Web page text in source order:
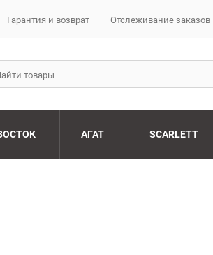
Гарантия и возврат Отслеживание заказов
АГАТ SCARLETT